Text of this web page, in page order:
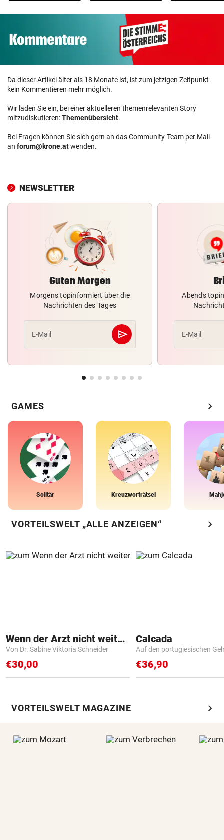
Da dieser Artikel älter als 18 Monate ist, ist zum jetzigen Zeitpunkt
kein Kommentieren mehr möglich.
Wir laden Sie ein, bei einer aktuelleren themenrelevanten Story
mitzudiskutieren:Themenübersicht.
Bei Fragen können Sie sich gern an das Community-Team per Mail
an forum@krone.atwenden.
NEWSLETTER
Guten Morgen
Morgens topinformiert über die
Nachrichten des Tages
E-Mail send
Abschicken
Abends
E-Mail
GAMES chevron_right
Solitär Kreuzworträtsel
VORTEILSWELT „ALLE ANZEIGEN“ chevron_right
Wenn der Arzt nicht weiter weiß
Von Dr. Sabine Viktoria Schneider
€30,00
Calcada
Auf den portugiesischen
€36,90
VORTEILSWELT MAGAZINE chevron_right